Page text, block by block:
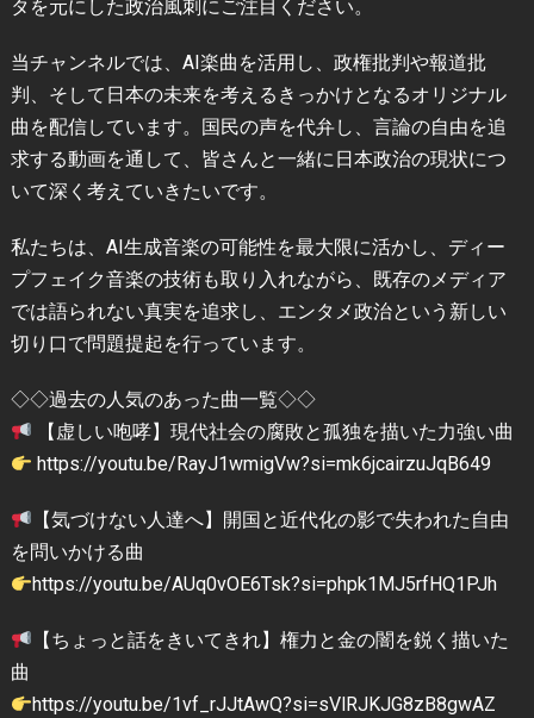
タを元にした政治風刺にご注目ください。
当チャンネルでは、AI楽曲を活用し、政権批判や報道批
判、そして日本の未来を考えるきっかけとなるオリジナル
曲を配信しています。国民の声を代弁し、言論の自由を追
求する動画を通して、皆さんと一緒に日本政治の現状につ
いて深く考えていきたいです。
私たちは、AI生成音楽の可能性を最大限に活かし、ディー
プフェイク音楽の技術も取り入れながら、既存のメディア
では語られない真実を追求し、エンタメ政治という新しい
切り口で問題提起を行っています。
◇◇過去の人気のあった曲一覧◇◇
【虚しい咆哮】現代社会の腐敗と孤独を描いた力強い曲
https://youtu.be/RayJ1wmigVw?si=mk6jcairzuJqB649
【気づけない人達へ】開国と近代化の影で失われた自由
を問いかける曲
https://youtu.be/AUq0vOE6Tsk?si=phpk1MJ5rfHQ1PJh
【ちょっと話をきいてきれ】権力と金の闇を鋭く描いた
曲
https://youtu.be/1vf_rJJtAwQ?si=sVlRJKJG8zB8gwAZ